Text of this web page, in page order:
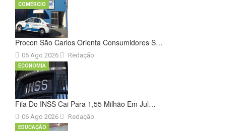
Procon São Carlos Orienta Consumidores S…
06 Ago 2026
COMÉRCIO
Redação
Fila Do INSS Cai Para 1,55 Milhão Em Jul…
06 Ago 2026
ECONOMIA
Redação
EDUCAÇÃO